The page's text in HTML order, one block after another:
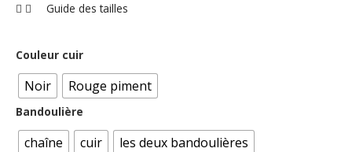
Guide des tailles
Couleur cuir
Noir Rouge piment
Bandoulière
chaîne cuir les deux bandoulières